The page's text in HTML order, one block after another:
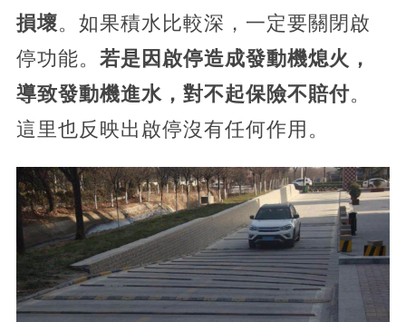
損壞。如果積水比較深，一定要關閉啟
停功能。 若是因啟停造成發動機熄火，
導致發動機進水，對不起保險不賠付。
這里也反映出啟停沒有任何作用。